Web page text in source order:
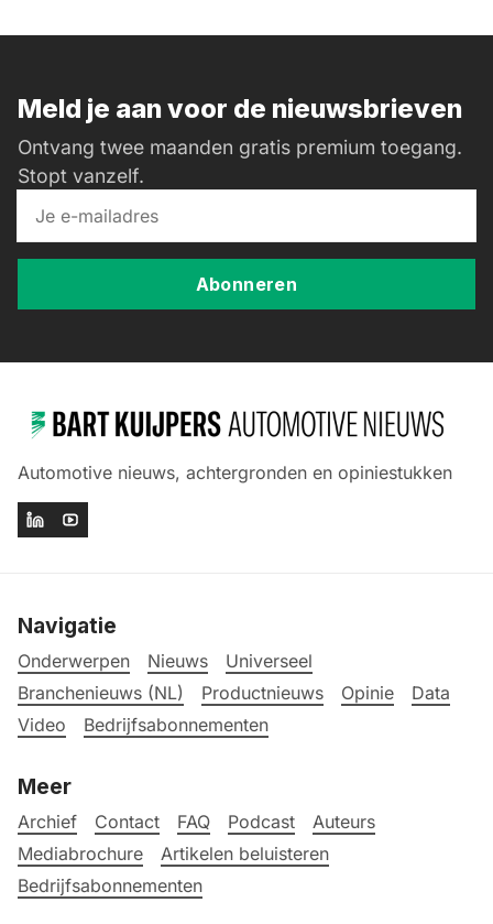
Meld je aan voor de nieuwsbrieven
Ontvang twee maanden gratis premium toegang.
Stopt vanzelf.
Abonneren
Automotive nieuws, achtergronden en opiniestukken
Navigatie
Onderwerpen Nieuws
Universeel
Branchenieuws (NL)
Productnieuws Opinie
Data
Video
Bedrijfsabonnementen
Meer
Archief Contact FAQ Podcast
Auteurs
Mediabrochure
Artikelen beluisteren
Bedrijfsabonnementen